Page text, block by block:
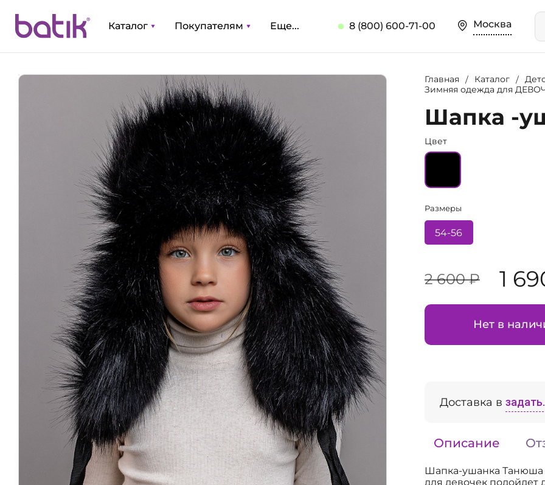
Каталог Покупателям Еще... 8 (800) 600-71-00 Москва
Главная Каталог
Зимняя одежда для
Шапка -
Цвет
Размеры
54-56
2 600 ₽ 1
Нет в
Доставка в
Описание
Шапка-ушанка Танюша
для девочек